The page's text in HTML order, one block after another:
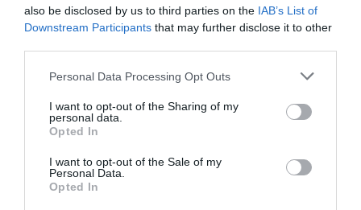
also be disclosed by us to third parties on the IAB’s List of
Downstream Participants that may further disclose it to other
Personal Data Processing Opt Outs
I want to opt-out of the Sharing of my
personal data.
Opted In
I want to opt-out of the Sale of my
Personal Data.
Opted In
primaveral, flores pequeñas de cinco pétalos, de color
blanco puro, muy aromáticas. Frutos redondeados de color
verde que cambian a color naranja brillante al madurar,
soleada y suelo bien drenado. Frutos comestibles de pulpa
agria y corteza dulce.
Leer más